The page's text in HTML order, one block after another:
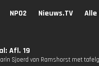
NPO2 Nieuws.TV
Afl. 19
Sjoerd van Ramshorst met